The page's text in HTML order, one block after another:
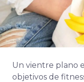
Un vientre plano
objetivos de